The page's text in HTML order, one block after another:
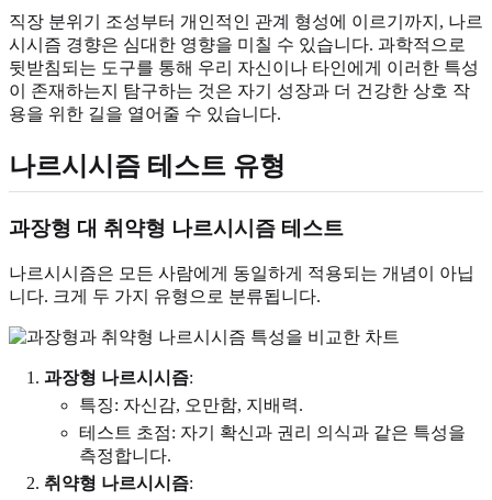
직장 분위기 조성부터 개인적인 관계 형성에 이르기까지, 나르
시시즘 경향은 심대한 영향을 미칠 수 있습니다. 과학적으로
뒷받침되는 도구를 통해 우리 자신이나 타인에게 이러한 특성
이 존재하는지 탐구하는 것은 자기 성장과 더 건강한 상호 작
용을 위한 길을 열어줄 수 있습니다.
나르시시즘 테스트 유형
과장형 대 취약형 나르시시즘 테스트
나르시시즘은 모든 사람에게 동일하게 적용되는 개념이 아닙
니다. 크게 두 가지 유형으로 분류됩니다.
과장형 나르시시즘:
특징: 자신감, 오만함, 지배력.
테스트 초점: 자기 확신과 권리 의식과 같은 특성을
측정합니다.
취약형 나르시시즘: